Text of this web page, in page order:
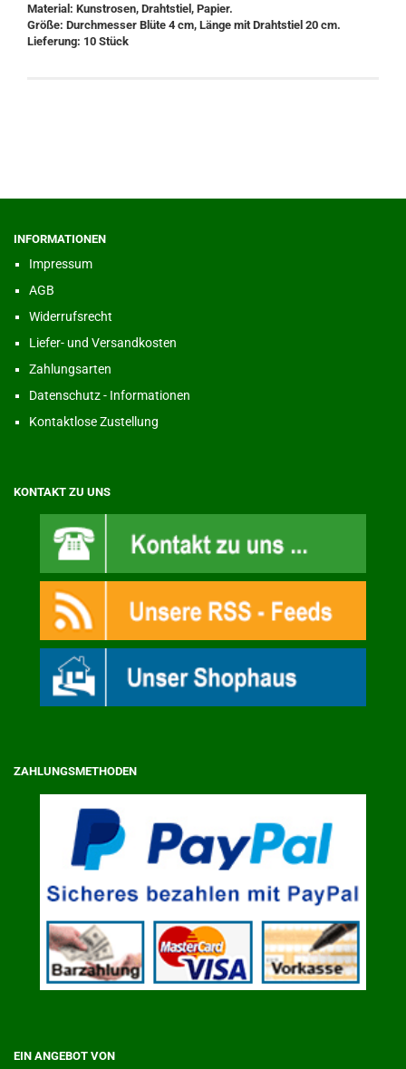
Material: Kunstrosen, Drahtstiel, Papier.
Größe: Durchmesser Blüte 4 cm, Länge mit Drahtstiel 20 cm.
Lieferung: 10 Stück
INFORMATIONEN
Impressum
AGB
Widerrufsrecht
Liefer- und Versandkosten
Zahlungsarten
Datenschutz - Informationen
Kontaktlose Zustellung
KONTAKT ZU UNS
ZAHLUNGSMETHODEN
EIN ANGEBOT VON